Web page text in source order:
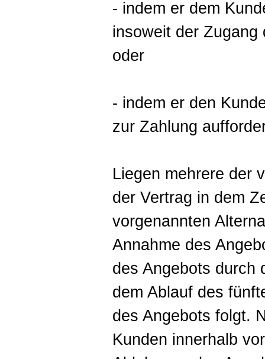
- indem er dem
insoweit der Zugang
oder
- indem er den
zur Zahlung
Liegen mehrere der
der Vertrag in dem
vorgenannten
Annahme des
des Angebots durch
dem Ablauf des
des Angebots folgt.
Kunden innerhalb